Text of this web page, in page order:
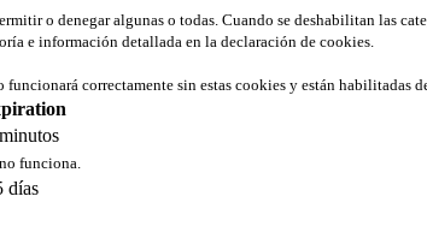
o denegar algunas o todas. Cuando se deshabilitan las
e información detallada en la declaración de cookies.
correctamente sin estas cookies y están habilitadas
funciona.
días